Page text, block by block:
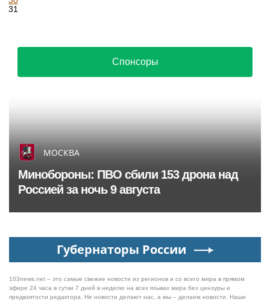
31
Спонсоры
МОСКВА
Минобороны: ПВО сбили 153 дрона над
Россией за ночь 9 августа
Губернаторы России
103news.net – это самые свежие новости из регионов и со всего мира в прямом
эфире 24 часа в сутки 7 дней в неделю на всех языках мира без цензуры и
предвзятости редактора. Не новости делают нас, а мы – делаем новости. Наши